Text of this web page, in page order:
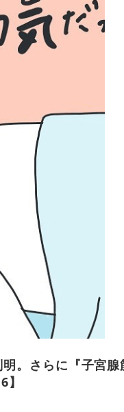
。さらに『子宮腺